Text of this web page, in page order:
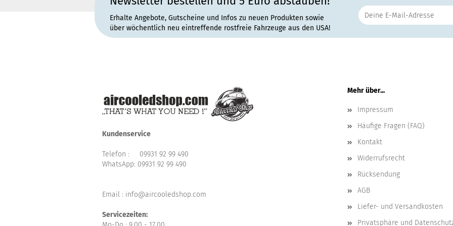
Erhalte Angebote, Gutscheine und Infos zu neuen Produkten sowie
über wöchentlich neu eintreffende rostfreie Fahrzeuge aus den USA!
Kundenservice
Telefon : 09931 92 99 490
WhatsApp: 09931 92 99 490
Email : info@aircooledshop.com
Servicezeiten:
Mehr über...
Impressum
Häufige Fragen (FAQ)
Kontakt
Widerrufsrecht
Rücksendung
AGB
Liefer- und Versandkosten
Privatsphäre und